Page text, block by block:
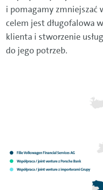
i pomagamy zmniejszać
celem jest długofalowa
klienta i stworzenie
do jego potrzeb.